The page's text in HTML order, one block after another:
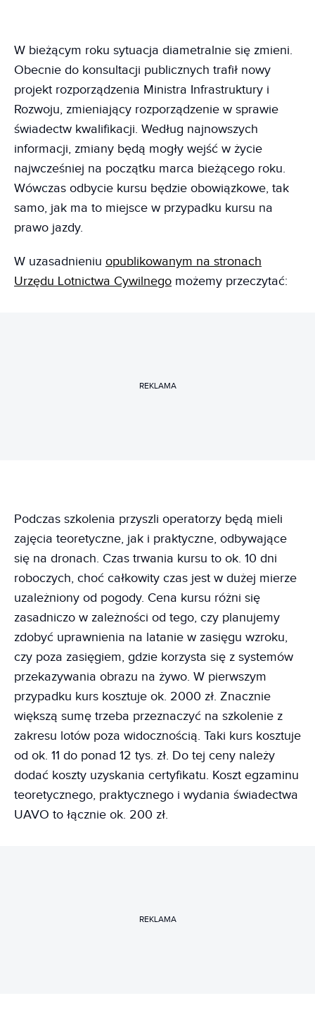
W bieżącym roku sytuacja diametralnie się zmieni.
Obecnie do konsultacji publicznych trafił nowy
projekt rozporządzenia Ministra Infrastruktury i
Rozwoju, zmieniający rozporządzenie w sprawie
świadectw kwalifikacji. Według najnowszych
informacji, zmiany będą mogły wejść w życie
najwcześniej na początku marca bieżącego roku.
Wówczas odbycie kursu będzie obowiązkowe, tak
samo, jak ma to miejsce w przypadku kursu na
prawo jazdy.
W uzasadnieniu opublikowanym na stronach
Urzędu Lotnictwa Cywilnego możemy przeczytać:
REKLAMA
Podczas szkolenia przyszli operatorzy będą mieli
zajęcia teoretyczne, jak i praktyczne, odbywające
się na dronach. Czas trwania kursu to ok. 10 dni
roboczych, choć całkowity czas jest w dużej mierze
uzależniony od pogody. Cena kursu różni się
zasadniczo w zależności od tego, czy planujemy
zdobyć uprawnienia na latanie w zasięgu wzroku,
czy poza zasięgiem, gdzie korzysta się z systemów
przekazywania obrazu na żywo. W pierwszym
przypadku kurs kosztuje ok. 2000 zł. Znacznie
większą sumę trzeba przeznaczyć na szkolenie z
zakresu lotów poza widocznością. Taki kurs kosztuje
od ok. 11 do ponad 12 tys. zł. Do tej ceny należy
dodać koszty uzyskania certyfikatu. Koszt egzaminu
teoretycznego, praktycznego i wydania świadectwa
UAVO to łącznie ok. 200 zł.
REKLAMA